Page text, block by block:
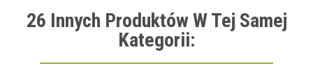
26 Innych Produktów W Tej Samej
Kategorii: